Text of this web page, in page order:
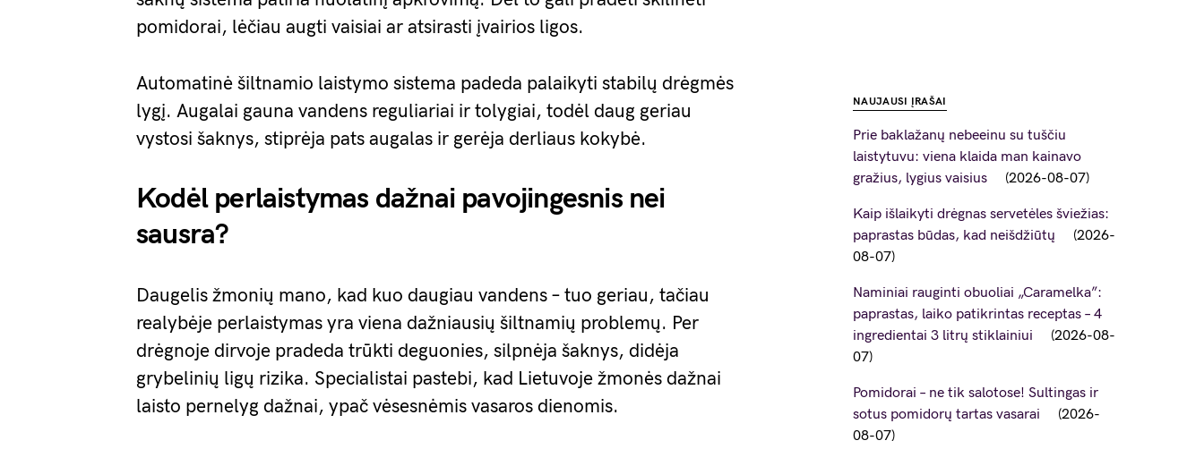
pomidorai, lėčiau augti vaisiai ar atsirasti įvairios ligos.
Automatinė šiltnamio laistymo sistema padeda palaikyti stabilų drėgmės
lygį. Augalai gauna vandens reguliariai ir tolygiai, todėl daug geriau
vystosi šaknys, stiprėja pats augalas ir gerėja derliaus kokybė.
Kodėl perlaistymas dažnai pavojingesnis nei
sausra?
Daugelis žmonių mano, kad kuo daugiau vandens – tuo geriau, tačiau
realybėje perlaistymas yra viena dažniausių šiltnamių problemų. Per
drėgnoje dirvoje pradeda trūkti deguonies, silpnėja šaknys, didėja
grybelinių ligų rizika. Specialistai pastebi, kad Lietuvoje žmonės dažnai
laisto pernelyg dažnai, ypač vėsesnėmis vasaros dienomis.
NAUJAUSI ĮRAŠAI
Prie baklažanų nebeeinu su tuščiu
laistytuvu: viena klaida man kainavo
gražius, lygius vaisius
2026-08-07
Kaip išlaikyti drėgnas servetėles šviežias:
paprastas būdas, kad neišdžiūtų
2026-
08-07
Naminiai rauginti obuoliai „Caramelka”:
paprastas, laiko patikrintas receptas – 4
ingredientai 3 litrų stiklainiui
2026-08-
07
Pomidorai – ne tik salotose! Sultingas ir
sotus pomidorų tartas vasarai
2026-
08-07